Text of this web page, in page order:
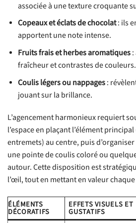
associée à une texture croquante
Copeaux et éclats de chocolat: ils
apportent une note intense.
Fruits frais et herbes aromatiques:
fraîcheur et contrastes de couleurs.
Coulis légers ou nappages:
jouant sur la brillance.
L’agencement harmonieux requiert
l’espace en plaçant l’élément
entremets) au centre, puis
une pointe de coulis coloré ou
autour. Cette disposition est
l’œil, tout en mettant en valeur
ÉLÉMENTS
DÉCORATIFS
EFFETS VISUELS ET
GUSTATIFS